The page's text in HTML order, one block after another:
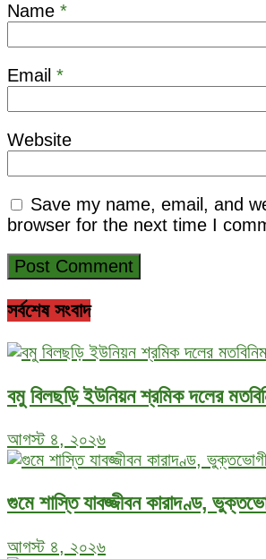
Name *
Email *
Website
Save my name, email, and
browser for the next time I
সর্বশেষ সংবাদ
বমু বিলছড়ি ইউনিয়ন শ্রমিক দলের
আগস্ট ৪, ২০২৬
গুমে শাস্তি যাবজ্জীবন কারাদণ্ড,
আগস্ট ৪, ২০২৬